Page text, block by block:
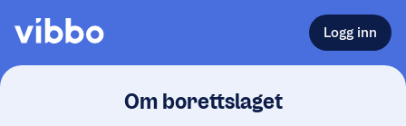
Logg inn
Om borettslaget